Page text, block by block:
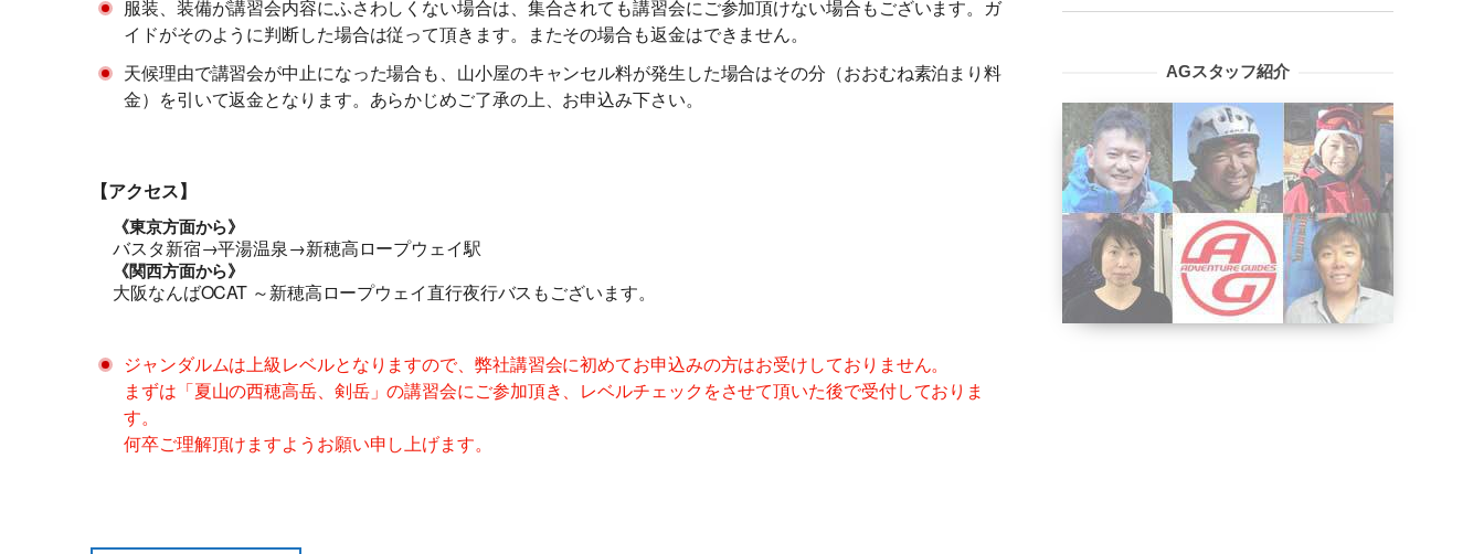
服装、装備が講習会内容にふさわしくない場合は、集合されても講習会にご参加頂けない場合もございます。ガ
イドがそのように判断した場合は従って頂きます。またその場合も返金はできません。
天候理由で講習会が中止になった場合も、山小屋のキャンセル料が発生した場合はその分（おおむね素泊まり料
金）を引いて返金となります。あらかじめご了承の上、お申込み下さい。
【アクセス】
《東京方面から》
バスタ新宿→平湯温泉→新穂高ロープウェイ駅
《関西方面から》
大阪なんばOCAT ～新穂高ロープウェイ直行夜行バスもございます。
ジャンダルムは上級レベルとなりますので、弊社講習会に初めてお申込みの方はお受けしておりません。
まずは「夏山の西穂高岳、剣岳」の講習会にご参加頂き、レベルチェックをさせて頂いた後で受付しておりま
す。
何卒ご理解頂けますようお願い申し上げます。
当日 講習費の50%
無連絡不参加 講習費の100% 講習費の100%
AGスタッフ紹介